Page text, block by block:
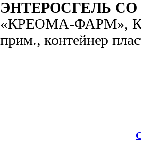
ЭНТЕРОСГЕЛЬ
«КРЕОМА-ФАРМ»,
прим., контейнер